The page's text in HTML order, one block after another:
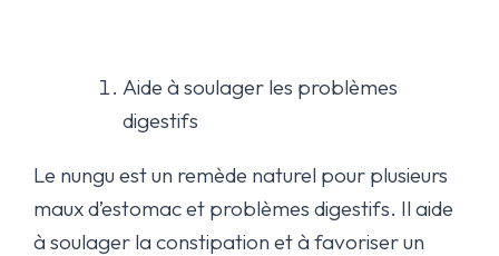
Aide à soulager les problèmes
digestifs
Le nungu est un remède naturel pour plusieurs
maux d’estomac et problèmes digestifs. Il aide
à soulager la constipation et à favoriser un